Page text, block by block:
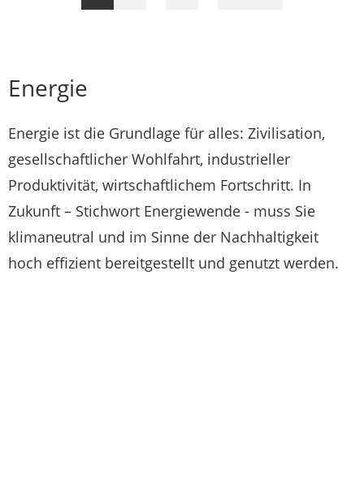
Energie
Energie ist die Grundlage für alles: Zivilisation,
gesellschaftlicher Wohlfahrt, industrieller
Produktivität, wirtschaftlichem Fortschritt. In
Zukunft – Stichwort Energiewende - muss Sie
klimaneutral und im Sinne der Nachhaltigkeit
hoch effizient bereitgestellt und genutzt werden.